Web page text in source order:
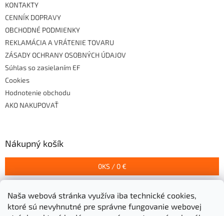
Naša webová stránka využíva iba technické cookies,
ktoré sú nevyhnutné pre správne fungovanie webovej
KONTAKTY
CENNÍK DOPRAVY
OBCHODNÉ PODMIENKY
REKLAMÁCIA A VRÁTENIE TOVARU
ZÁSADY OCHRANY OSOBNÝCH ÚDAJOV
Súhlas so zasielaním EF
Cookies
Hodnotenie obchodu
AKO NAKUPOVAŤ
Nákupný košík
0KS / 0 €
Prijímame online platby